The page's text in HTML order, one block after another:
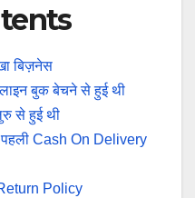
बिज़नेस
बुक बेचने से हुई थी
से हुई थी
पहली Cash On Delivery
Policy